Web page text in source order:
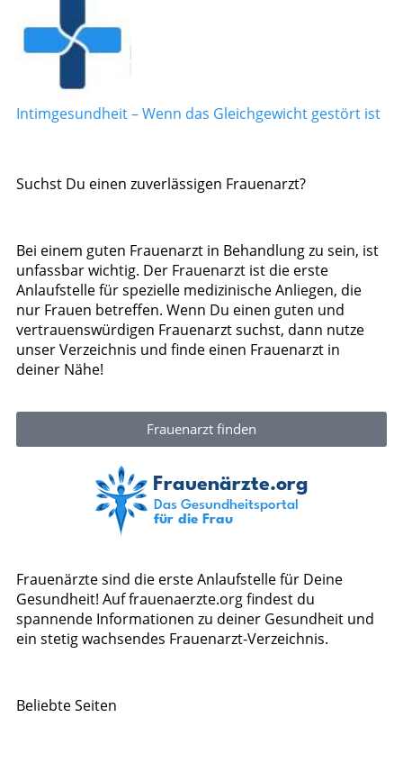
Intimgesundheit – Wenn das Gleichgewicht gestört ist
Suchst Du einen zuverlässigen Frauenarzt?
Bei einem guten Frauenarzt in Behandlung zu sein, ist
unfassbar wichtig. Der Frauenarzt ist die erste
Anlaufstelle für spezielle medizinische Anliegen, die
nur Frauen betreffen. Wenn Du einen guten und
vertrauenswürdigen Frauenarzt suchst, dann nutze
unser Verzeichnis und finde einen Frauenarzt in
deiner Nähe!
Frauenarzt finden
Frauenärzte sind die erste Anlaufstelle für Deine
Gesundheit! Auf frauenaerzte.org findest du
spannende Informationen zu deiner Gesundheit und
ein stetig wachsendes Frauenarzt-Verzeichnis.
Beliebte Seiten